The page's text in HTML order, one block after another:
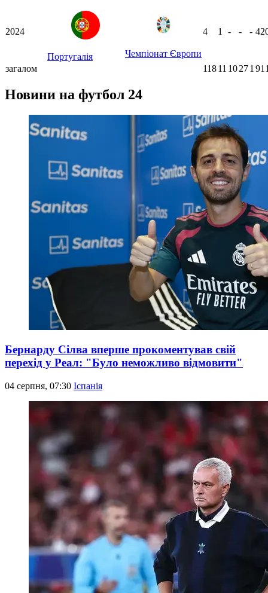
2024
Португалія Чемпіонат Європи
4 1 - - -
загалом 11811 10271
Новини на футбол 24
Бернарду Сілва вперше прокоментував свій
перехід у Реал: "Було неможливо відмовити"
04 серпня, 07:30 Іспанія